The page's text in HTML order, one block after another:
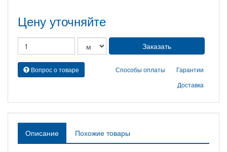
Цену уточняйте
Вопрос о товаре Гарантии
Способы оплаты
Доставка
Описание Похожие товары